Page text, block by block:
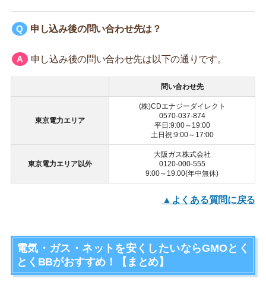
申し込み後の問い合わせ先は？
申し込み後の問い合わせ先は以下の通りです。
問い合わせ先
東京電力エリア
(株)CDエナジーダイレクト
0570-037-874
平日:9:00～19:00
土日祝:9:00～17:00
東京電力エリア以外
大阪ガス株式会社
0120-000-555
9:00～19:00(年中無休)
▲よくある質問に戻る
電気・ガス・ネットを安くしたいならGMOとく
とくBBがおすすめ！【まとめ】